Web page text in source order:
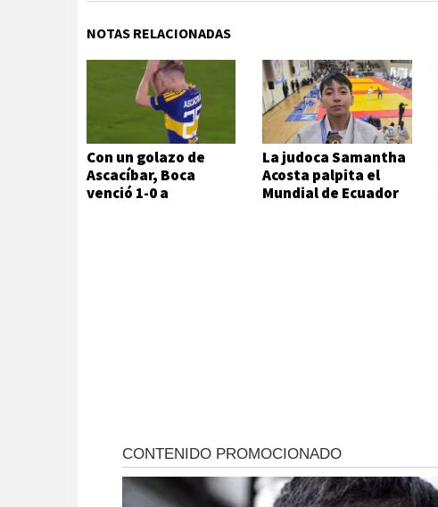
NOTAS RELACIONADAS
Con un golazo de
Ascacíbar, Boca
venció 1-0 a
La judoca Samantha
Acosta palpita el
Mundial de Ecuador